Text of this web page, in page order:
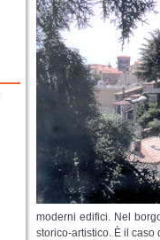
moderni edifici. Nel
storico-artistico. È il caso